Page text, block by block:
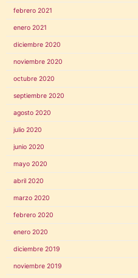
febrero 2021
enero 2021
diciembre 2020
noviembre 2020
octubre 2020
septiembre 2020
agosto 2020
julio 2020
junio 2020
mayo 2020
abril 2020
marzo 2020
febrero 2020
enero 2020
diciembre 2019
noviembre 2019